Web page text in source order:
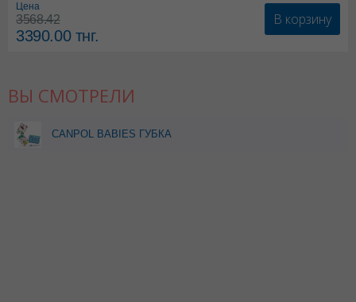
Цена
3568.42
3390.00тнг.
В корзину
ВЫ СМОТРЕЛИ
CANPOL BABIES ГУБКА